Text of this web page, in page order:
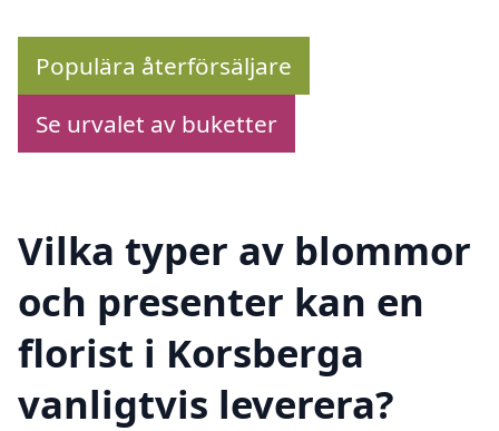
Populära återförsäljare
Se urvalet av buketter
Vilka typer av blommor
och presenter kan en
florist i Korsberga
vanligtvis leverera?